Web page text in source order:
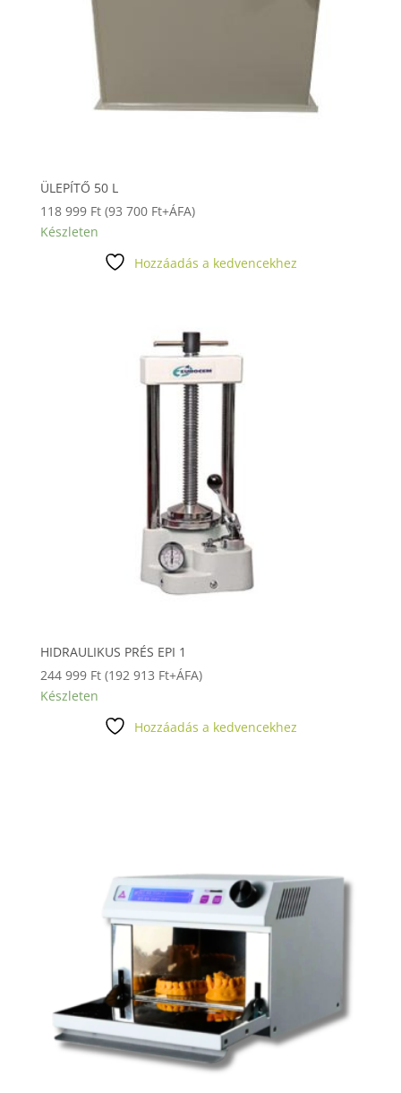
ÜLEPÍTŐ 50 L
118 999 Ft (93 700 Ft+ÁFA)
Készleten
Hozzáadás a kedvencekhez
HIDRAULIKUS PRÉS EPI 1
244 999 Ft (192 913 Ft+ÁFA)
Készleten
Hozzáadás a kedvencekhez